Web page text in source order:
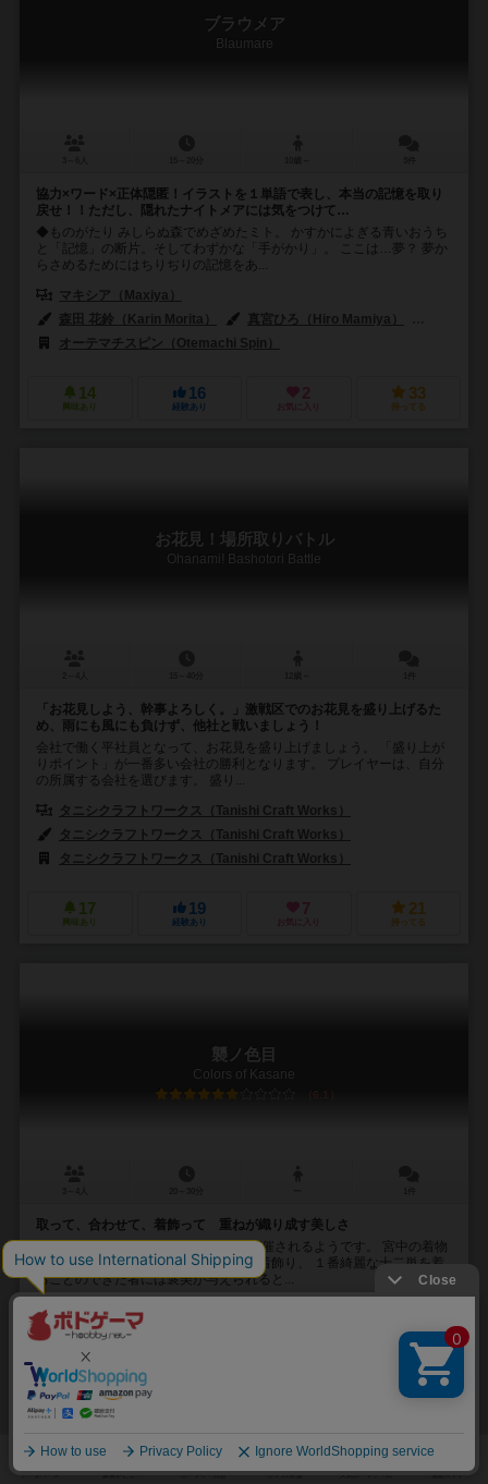
ブラウメア
Blaumare
協力×ワード×正体隠匿！イラストを１単語で表し、本当の記憶を取り
戻せ！！ただし、隠れたナイトメアには気をつけて…
◆ものがたり みしらぬ森でめざめたミト。 かすかによぎる青いおうち
と「記憶」の断片。そしてわずかな「手がかり」。 ここは…夢？ 夢か
らさめるためにはちりぢりの記憶をあ...
マキシア（Maxiya）
森田 花鈴（Karin Morita）
真宮ひろ（Hiro Mamiya）
オーテマチスピン（Otemachi Spin）
14
興味あり
16
経験あり
2
お気に入り
33
持ってる
お花見！場所取りバトル
Ohanami! Bashotori Battle
「お花見しよう、幹事よろしく。」激戦区でのお花見を盛り上げるた
め、雨にも風にも負けず、他社と戦いましょう！
会社で働く平社員となって、お花見を盛り上げましょう。 「盛り上が
りポイント」が一番多い会社の勝利となります。 プレイヤーは、自分
の所属する会社を選びます。 盛り...
タニシクラフトワークス（Tanishi Craft Works）
タニシクラフトワークス（Tanishi Craft Works）
タニシクラフトワークス（Tanishi Craft Works）
17
興味あり
19
経験あり
7
お気に入り
21
持ってる
襲ノ色目
Colors of Kasane
6.1
取って、合わせて、着飾って 重ねが織り成す美しさ
物語： 今年も宮中では華やかな行事が催されるようです。 宮中の着物
という着物を並べ、選んだ物を重ねて着飾り、 １番綺麗な十二単を着
ることのできた者には褒美が与えられると...
折口 日向（Hinata Origuchi）
舟岡（Funaoka）
ナカヤマ皐月(Satsuma Nakayama)
桜遊庵（Ouyuuan）
42
興味あり